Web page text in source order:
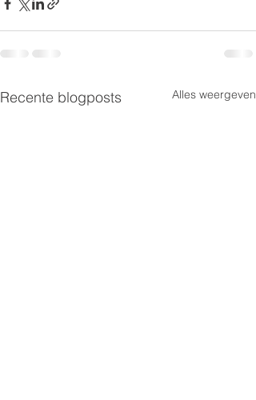
Recente blogposts Alles weergeven